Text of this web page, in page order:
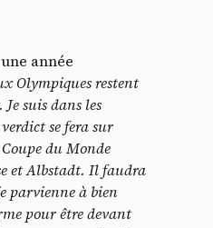
année
Olympiques restent
suis dans les
se fera sur
du Monde
et Albstadt. Il faudra
parvienne à bien
pour être devant